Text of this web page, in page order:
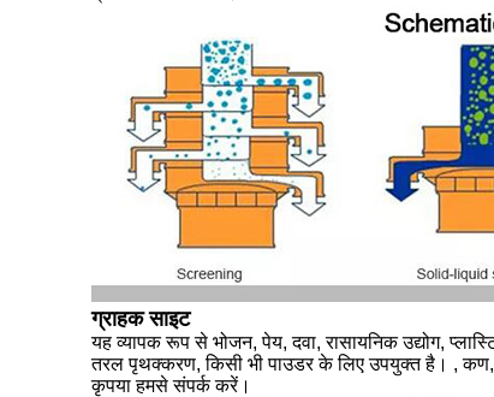
ग्राहक साइट
यह व्यापक रूप से भोजन, पेय, दवा, रासायनिक उद्योग,
तरल पृथक्करण, किसी भी पाउडर के लिए उपयुक्त है। , कण,
कृपया हमसे संपर्क करें।